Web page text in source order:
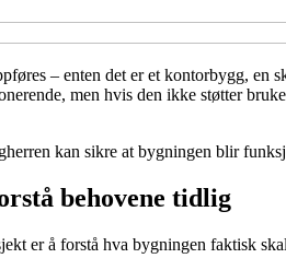
– enten det er et kontorbygg,
men hvis den ikke støtter
kan sikre at bygningen blir
behovene tidlig
er å forstå hva bygningen faktisk